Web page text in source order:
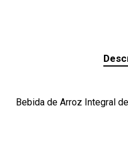
Bebida de Arroz Integral